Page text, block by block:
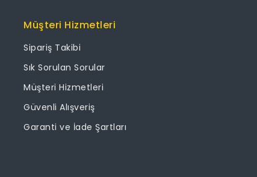
Müşteri Hizmetleri
Sipariş Takibi
Sık Sorulan Sorular
Müşteri Hizmetleri
Güvenli Alışveriş
Garanti ve İade Şartları